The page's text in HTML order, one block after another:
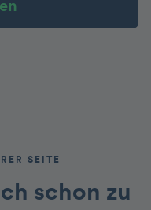
SEITE
schon zu